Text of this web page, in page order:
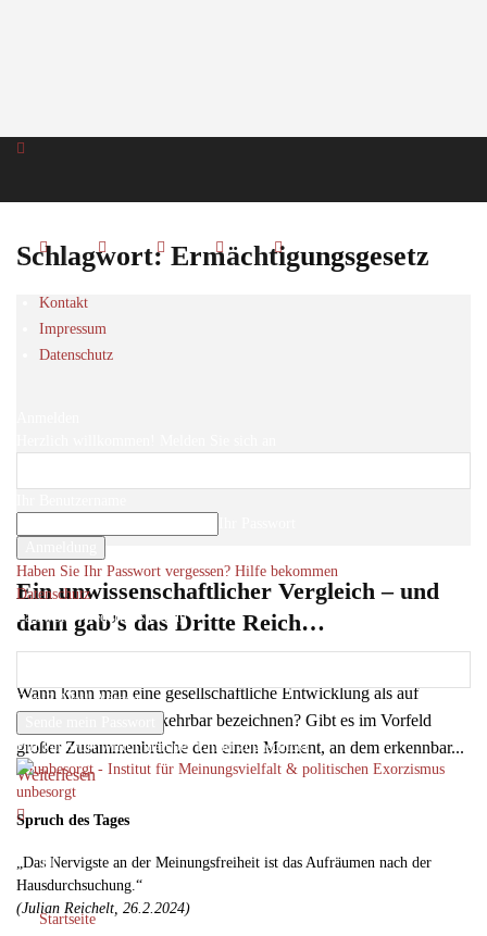
Kontakt
Impressum
Datenschutz
Haben Sie Ihr Passwort vergessen? Hilfe bekommen
Datenschutz
Passwort-Wiederherstellung
Passwort zurücksetzen
Ihre E-Mail-Adresse
Ein Passwort wird Ihnen per Email zugeschickt.
unbesorgt
Startseite
Schlagwort: Ermächtigungsgesetz
Ein unwissenschaftlicher Vergleich – und
dann gab’s das Dritte Reich…
Wann kann man eine gesellschaftliche Entwicklung als auf
absehbare Zeit unumkehrbar bezeichnen? Gibt es im Vorfeld
großer Zusammenbrüche den einen Moment, an dem erkennbar...
Weiterlesen
Spruch des Tages
„Das Nervigste an der Meinungsfreiheit ist das Aufräumen nach der
Hausdurchsuchung.“
(Julian Reichelt, 26.2.2024)